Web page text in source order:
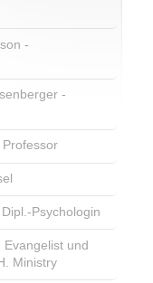
-
-
Professor
Psychologin
und
Ministry